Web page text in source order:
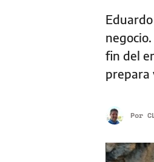
fin del
prepara
Por